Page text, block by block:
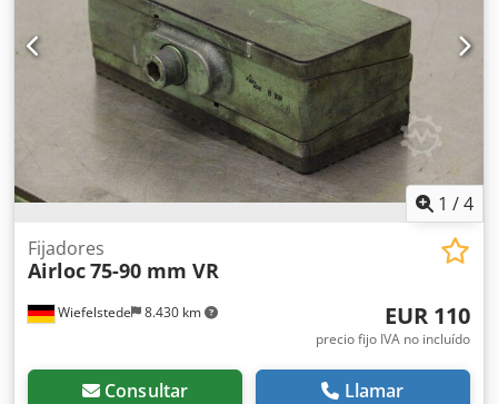
1 /4
Wiefelstede 8.430 km
Fijadores
Airloc75-90 mm VR
EUR 110
precio fijo IVA no incluído
Consultar Llamar